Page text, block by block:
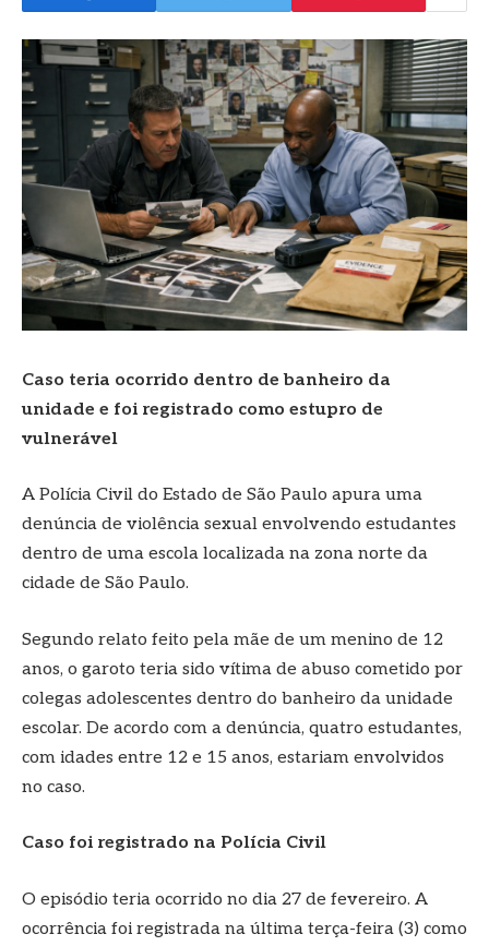
Caso teria ocorrido dentro de banheiro da
unidade e foi registrado como estupro de
vulnerável
A Polícia Civil do Estado de São Paulo apura uma
denúncia de violência sexual envolvendo estudantes
dentro de uma escola localizada na zona norte da
cidade de São Paulo.
Segundo relato feito pela mãe de um menino de 12
anos, o garoto teria sido vítima de abuso cometido por
colegas adolescentes dentro do banheiro da unidade
escolar. De acordo com a denúncia, quatro estudantes,
com idades entre 12 e 15 anos, estariam envolvidos
no caso.
Caso foi registrado na Polícia Civil
O episódio teria ocorrido no dia 27 de fevereiro. A
ocorrência foi registrada na última terça-feira (3) como